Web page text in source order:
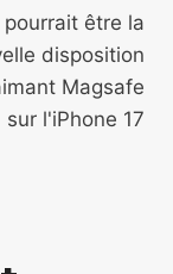
pourrait être la
disposition
Magsafe
sur l'iPhone 17